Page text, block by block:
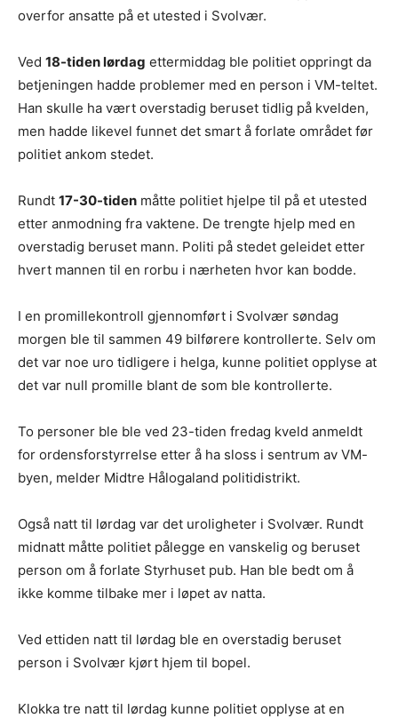
overfor ansatte på et utested i Svolvær.
Ved 18-tiden lørdag ettermiddag ble politiet oppringt da
betjeningen hadde problemer med en person i VM-teltet.
Han skulle ha vært overstadig beruset tidlig på kvelden,
men hadde likevel funnet det smart å forlate området før
politiet ankom stedet.
Rundt 17-30-tiden måtte politiet hjelpe til på et utested
etter anmodning fra vaktene. De trengte hjelp med en
overstadig beruset mann. Politi på stedet geleidet etter
hvert mannen til en rorbu i nærheten hvor kan bodde.
I en promillekontroll gjennomført i Svolvær søndag
morgen ble til sammen 49 bilførere kontrollerte. Selv om
det var noe uro tidligere i helga, kunne politiet opplyse at
det var null promille blant de som ble kontrollerte.
To personer ble ble ved 23-tiden fredag kveld anmeldt
for ordensforstyrrelse etter å ha sloss i sentrum av VM-
byen, melder Midtre Hålogaland politidistrikt.
Også natt til lørdag var det uroligheter i Svolvær. Rundt
midnatt måtte politiet pålegge en vanskelig og beruset
person om å forlate Styrhuset pub. Han ble bedt om å
ikke komme tilbake mer i løpet av natta.
Ved ettiden natt til lørdag ble en overstadig beruset
person i Svolvær kjørt hjem til bopel.
Klokka tre natt til lørdag kunne politiet opplyse at en